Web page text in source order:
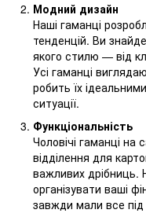
Модний дизайн
Наші гаманці
тенденцій. Ви
якого стилю — від
Усі гаманці
робить їх
ситуації.
Функціональність
Чоловічі гаманці на
відділення для
важливих дрібниць.
організувати ваші
завжди мали все